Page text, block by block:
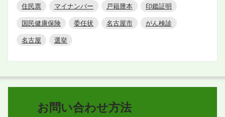
住民票 マイナンバー 戸籍謄本
印鑑証明
国民健康保険
委任状 名古屋市
がん検診
名古屋
選挙
お問い合わせ方法